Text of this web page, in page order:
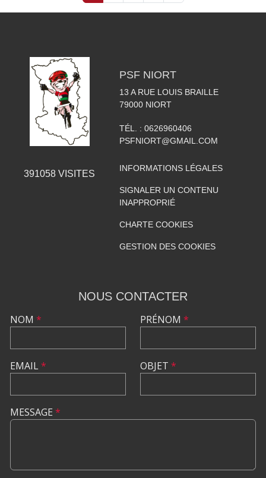
391058 VISITES
PSF NIORT
13 A RUE LOUIS BRAILLE
79000 NIORT
TÉL. : 0626960406
PSFNIORT@GMAIL.COM
INFORMATIONS LÉGALES
SIGNALER UN CONTENU
INAPPROPRIÉ
CHARTE COOKIES
GESTION DES COOKIES
NOUS CONTACTER
NOM *
EMAIL*
PRÉNOM *
OBJET *
MESSAGE *